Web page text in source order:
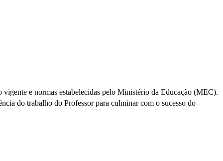
e normas estabelecidas pelo Ministério da Educação (MEC).
do trabalho do Professor para culminar com o sucesso do